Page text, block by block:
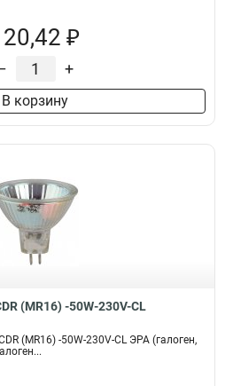
₽
+
В корзину
(MR16) -50W-230V-CL
(MR16) -50W-230V-CL ЭРА (галоген,